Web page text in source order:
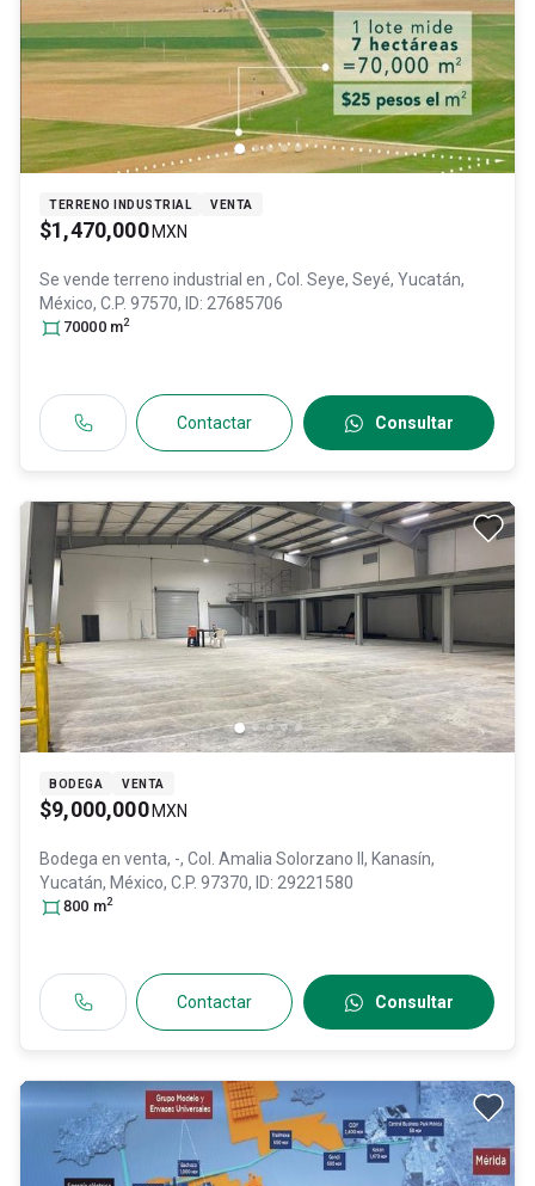
TERRENO INDUSTRIAL VENTA
$1,470,000 MXN
Se vende terreno industrial en , Col. Seye, Seyé, Yucatán,
México, C.P. 97570, ID: 27685706
70000 m2
Contactar Consultar
BODEGA VENTA
$9,000,000 MXN
Bodega en venta, -, Col. Amalia Solorzano II, Kanasín,
Yucatán, México, C.P. 97370, ID: 29221580
800 m2
Contactar Consultar